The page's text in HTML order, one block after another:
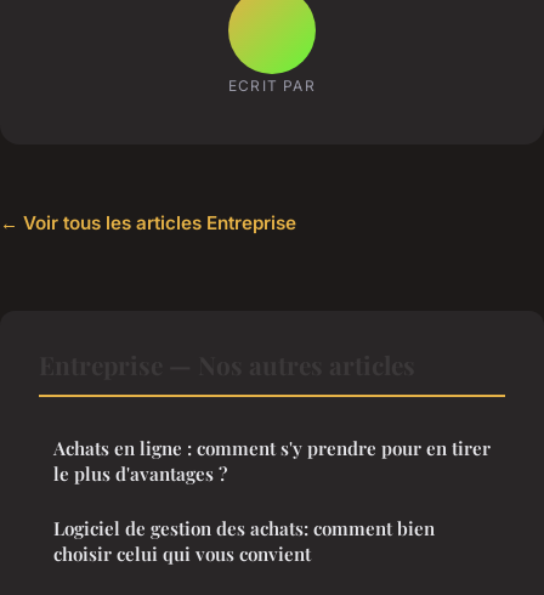
ECRIT PAR
← Voir tous les articles Entreprise
Achats en ligne : comment s'y prendre pour en tirer
le plus d'avantages ?
Logiciel de gestion des achats: comment bien
choisir celui qui vous convient